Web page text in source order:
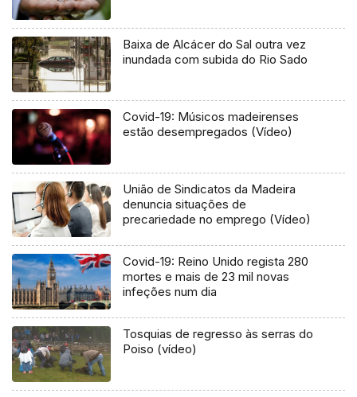
Baixa de Alcácer do Sal outra vez
inundada com subida do Rio Sado
Covid-19: Músicos madeirenses
estão desempregados (Vídeo)
União de Sindicatos da Madeira
denuncia situações de
precariedade no emprego (Vídeo)
Covid-19: Reino Unido regista 280
mortes e mais de 23 mil novas
infeções num dia
Tosquias de regresso às serras do
Poiso (vídeo)